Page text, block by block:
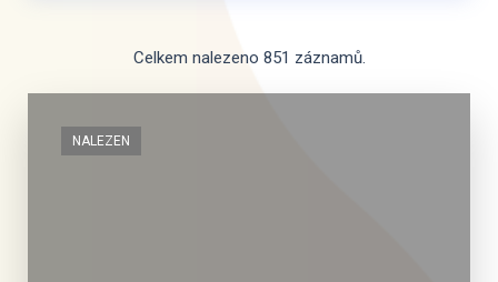
Celkem nalezeno 851 záznamů.
NALEZEN